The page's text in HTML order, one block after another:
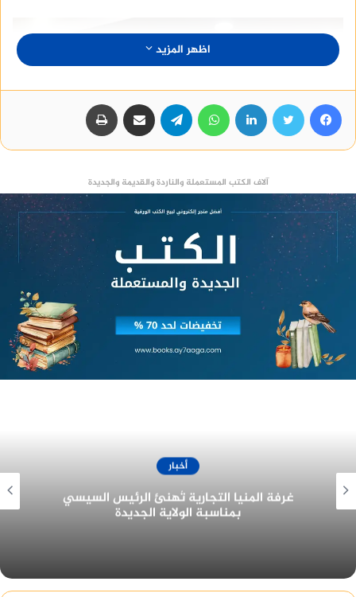
هذا وصرح الدكتور محمود قصد المتحدث الإعلامي
لنقابة الصيادلة بالمنوفية أن البرنامج التدريبي هو نتاج
تعاون مشترك بين النقابة وكليات الصيدلة وكبرى
شركات الأدوية لمدة شهر من أجل رفع كفاءة خريجي
كليات الصيدلة ومواكبة سوق العمل الصيدلي والدوائي
اظهر المزيد
آلاف الكتب المستعملة والناردة والقديمة والجديدة
أخبار
غرفة المنيا التجارية تُهنئ الرئيس السيسي
بمناسبة الولاية الجديدة